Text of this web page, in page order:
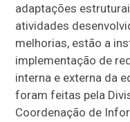
adaptações
atividades
melhorias, estão a
implementação de
interna e externa da
foram feitas pela
Coordenação de